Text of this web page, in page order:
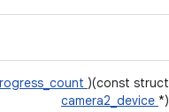
)(const struct
camera2_device *)